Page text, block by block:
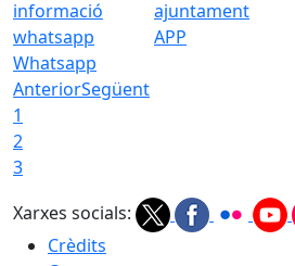
Whatsapp
APP
AnteriorSegüent
1
2
3
Xarxes socials:
Crèdits